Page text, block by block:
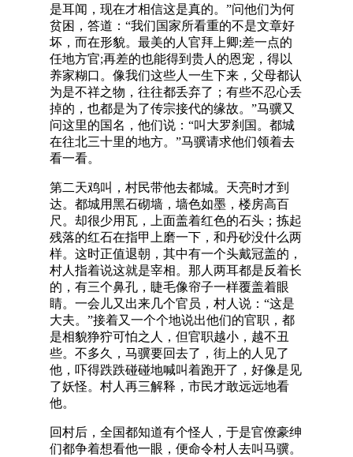
是耳闻，现在才相信这是真的。”问他们为何
贫困，答道：“我们国家所看重的不是文章好
坏，而在形貌。最美的人官拜上卿;差一点的
任地方官;再差的也能得到贵人的恩宠，得以
养家糊口。像我们这些人一生下来，父母都认
为是不祥之物，往往都丢弃了；有些不忍心丢
掉的，也都是为了传宗接代的缘故。”马骥又
问这里的国名，他们说：“叫大罗刹国。都城
在往北三十里的地方。”马骥请求他们领着去
看一看。
第二天鸡叫，村民带他去都城。天亮时才到
达。都城用黑石砌墙，墙色如墨，楼房高百
尺。却很少用瓦，上面盖着红色的石头；拣起
残落的红石在指甲上磨一下，和丹砂没什么两
样。这时正值退朝，其中有一个头戴冠盖的，
村人指着说这就是宰相。那人两耳都是反着长
的，有三个鼻孔，睫毛像帘子一样覆盖着眼
睛。一会儿又出来几个官员，村人说：“这是
大夫。”接着又一个个地说出他们的官职，都
是相貌狰狞可怕之人，但官职越小，越不丑
些。不多久，马骥要回去了，街上的人见了
他，吓得跌跌碰碰地喊叫着跑开了，好像是见
了妖怪。村人再三解释，市民才敢远远地看
他。
回村后，全国都知道有个怪人，于是官僚豪绅
们都争着想看他一眼，便命令村人去叫马骥。